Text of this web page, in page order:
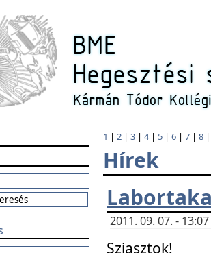
1 | 2 | 3 | 4| 5 | 6 | 7 | 8
Hírek
2011. 09. 07. -
Sziasztok!